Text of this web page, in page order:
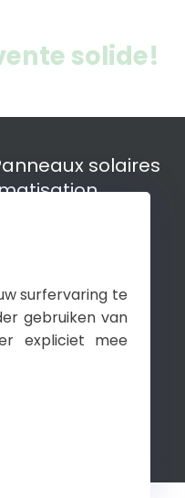
solide!
solaires
de l'énergie
Contact
2026
surfervaring te
gebruiken van
expliciet mee